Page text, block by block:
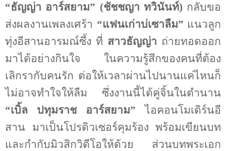
“ธัญญ่า อาร์สยาม” (ชัชชญา ทวินันท์) กลับขอ
ส่งผลงานเพลงเศร้า “แฟนเก่าบ่เซาลืม” แนวลูก
ทุ่งอีสานอารมณ์ซึ้ง ที่ สาวธัญญ่า ถ่ายทอดออก
มาได้อย่างกินใจ ในความรู้สึกของคนที่ต้อง
เลิกรากับคนรัก ต่อให้เวลาผ่านไปนานแค่ไหนก็
ไม่อาจทำใจให้ลืม ซึ่งงานนี้ได้คู่จิ้นในตำนาน
“เบิ้ล ปทุมราช อาร์สยาม” ไอคอนโมเดิร์นอี
สาน มาเป็นโปรดิวเซอร์คุมร้อง พร้อมเขียนบท
และกำกับมิวสิกวิดีโอให้ด้วย ส่วนบทพระเอก